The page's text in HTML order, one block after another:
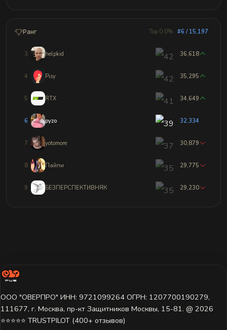
Ранг Top 0.0% #6 / 15,197
3 helpkid 36,618
4 Pisy 35,295
5 RТХ 34,649
6 pyzo 32,334
7 yotomore 30,879
8 Пайпи 29,775
9 БЕЗПЕРСПЕКТИВНЯК 29,230
ООО "ОВЕРПРО" ИНН: 9721099264 ОГРН: 1207700190279,
111677, г. Москва, пр-кт Защитников Москвы, 15-81. @ 2026 ㅤ
⭐⭐⭐⭐⭐ TRUSTPILOT (400+ отзывов)